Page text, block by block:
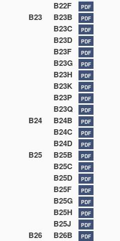
B22F PDF
B23 B23B PDF
B23C PDF
B23D PDF
B23F PDF
B23G PDF
B23H PDF
B23K PDF
B23P PDF
B23Q PDF
B24 B24B PDF
B24C PDF
B24D PDF
B25 B25B PDF
B25C PDF
B25D PDF
B25F PDF
B25G PDF
B25H PDF
B25J PDF
B26 B26B PDF